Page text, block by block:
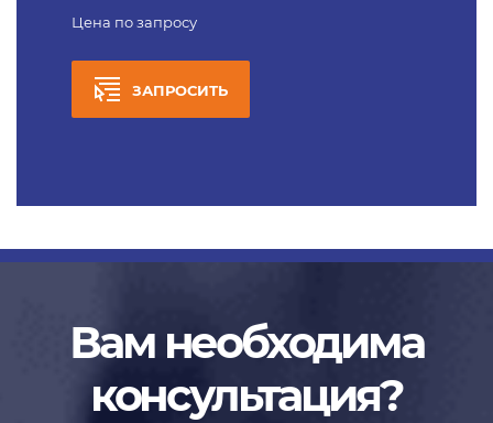
Цена по запросу
ЗАПРОСИТЬ
Вам необходима
консультация?